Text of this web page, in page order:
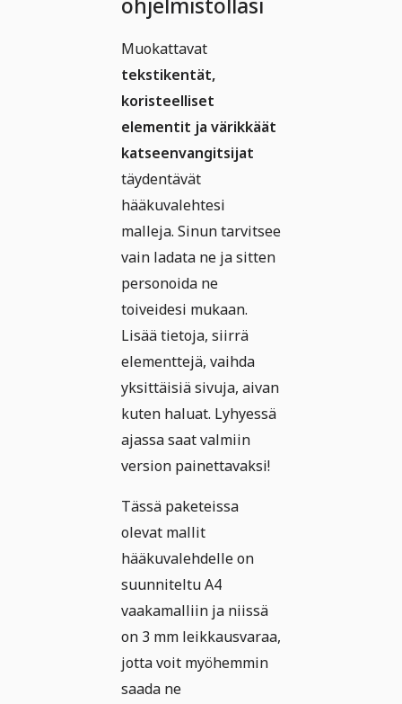
Muokattavat
tekstikentät,
koristeelliset
elementit ja värikkäät
katseenvangitsijat
täydentävät
hääkuvalehtesi
malleja. Sinun tarvitsee
vain ladata ne ja sitten
personoida ne
toiveidesi mukaan.
Lisää tietoja, siirrä
elementtejä, vaihda
yksittäisiä sivuja, aivan
kuten haluat. Lyhyessä
ajassa saat valmiin
version painettavaksi!
Tässä paketeissa
olevat mallit
hääkuvalehdelle on
suunniteltu A4
vaakamalliin ja niissä
on 3 mm leikkausvaraa,
jotta voit myöhemmin
saada ne